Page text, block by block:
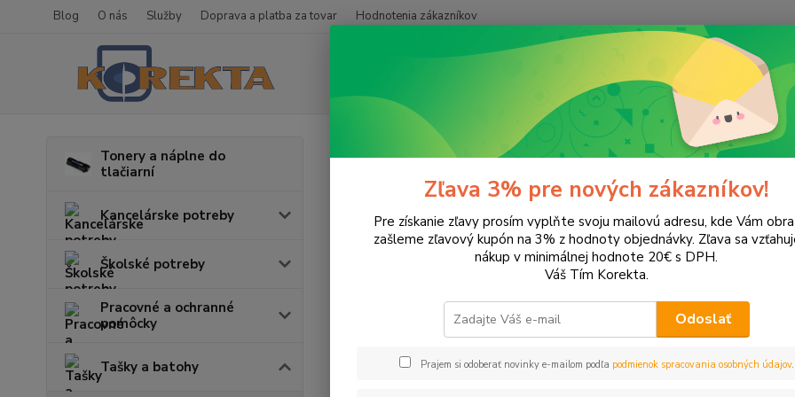
Blog O nás Služby Doprava a platba za tovar Hodnotenia zákazníkov
Tonery a náplne do
tlačiarní
Kancelárske potreby
Školské potreby
Pracovné a ochranné
pomôcky
Tašky a batohy
Tašky a batohy Kufríky
Kufríky
Upresniť parametre
EUR Od
Zľava 3% pre nových zákazníkov!
Pre získanie zľavy prosím vyplňte svoju mailovú adresu, kde Vám
zašleme zľavový kupón na 3% z hodnoty objednávky. Zľava sa
nákup v minimálnej hodnote 20€ s DPH.
Váš Tím Korekta.
Odoslať
Prajem si odoberať novinky e-mailom podľa podmienok spracovania osobných údajov.